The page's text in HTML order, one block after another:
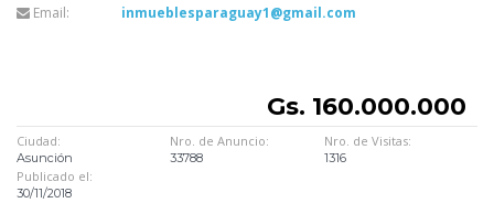
Email:
inmueblesparaguay1@gmail.com
Gs. 160.000.000
Ciudad:
Asunción
Nro. de Anuncio:
33788
Nro. de Visitas:
1316
Publicado el:
30/11/2018